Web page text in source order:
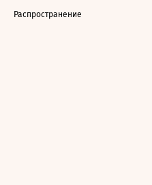
Распространение